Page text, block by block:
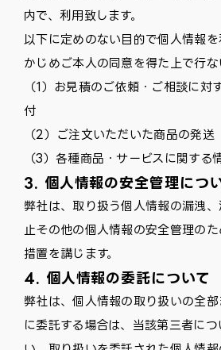
内で、利用致します。
以下に定めのない目的で個人情報
かじめご本人の同意を得た上で行な
（1）お見積のご依頼・ご相談に対
付
（2）ご注文いただいた商品の発送
（3）各種商品・サービスに関する
3. 個人情報の安全管理につ
弊社は、取り扱う個人情報の漏洩
止その他の個人情報の安全管理の
措置を講じます。
4. 個人情報の委託について
弊社は、個人情報の取り扱いの全
に委託する場合は、当該第三者に